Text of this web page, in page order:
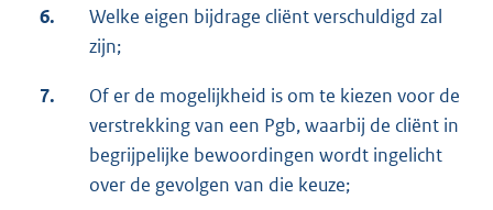
6.
Welke eigen bijdrage cliënt verschuldigd zal
zijn;
7.
Of er de mogelijkheid is om te kiezen voor de
verstrekking van een Pgb, waarbij de cliënt in
begrijpelijke bewoordingen wordt ingelicht
over de gevolgen van die keuze;